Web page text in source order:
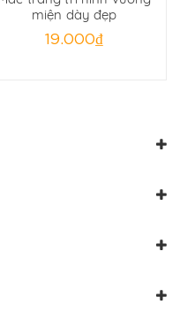
miện dày đẹp
19.000₫